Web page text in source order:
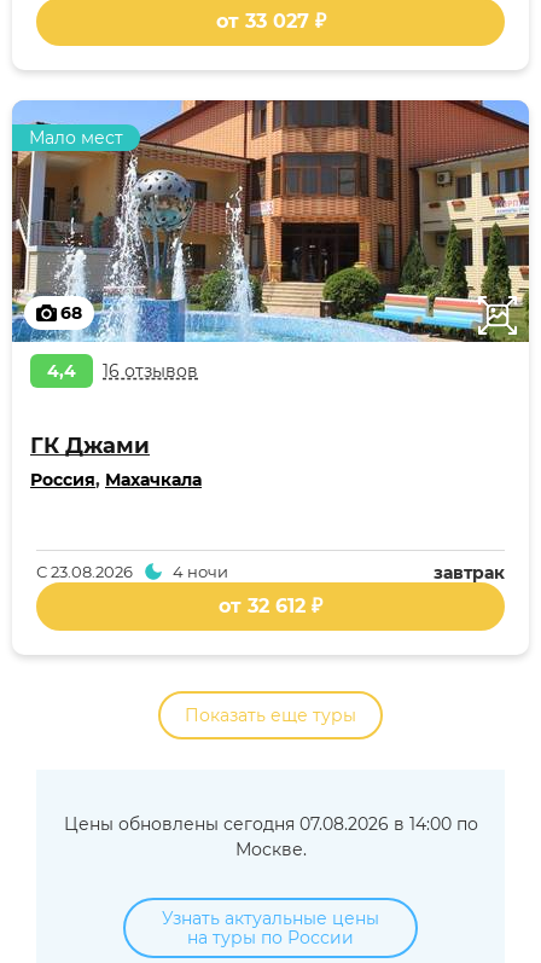
от 33 027 ₽
68
Мало мест
4,4 16 отзывов
ГК Джами
Россия, Махачкала
завтрак
С23.08.2026 4 ночи
от 32 612 ₽
Показать еще туры
Цены обновлены сегодня 07.08.2026 в 14:00 по
Москве.
Узнать актуальные цены
на туры по России